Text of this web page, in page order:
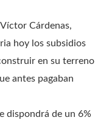
Cárdenas,
hoy los subsidios
en su terreno
antes pagaban
dispondrá de un 6%